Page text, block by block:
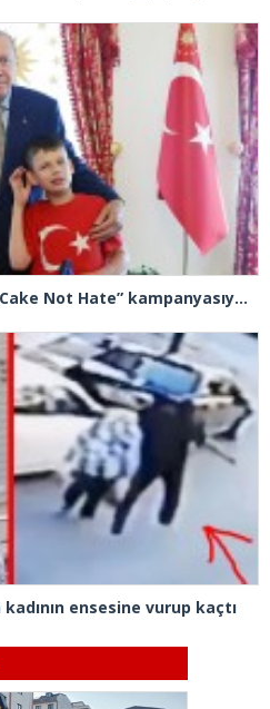
Cumhurbaşkanı Erdoğan “Cake Not Hate” kampanyasıyla tanınan Joshua Harris’i kabul etti
ensesine vurup kaçtı